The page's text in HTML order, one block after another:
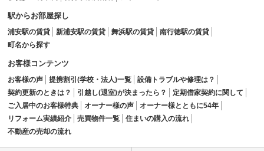
駅からお部屋探し
浦安駅の賃貸 新浦安駅の賃貸 舞浜駅の賃貸
南行徳駅の賃貸
町名から探す
お客様コンテンツ
お客様の声 提携割引(学校・法人)一覧
設備トラブルや修理は？
契約更新のときは？
引越し(退室)が決まったら？
定期借家契約に関して
ご入居中のお客様特典
オーナー様の声
オーナー様とともに54年
リフォーム実績紹介
売買物件一覧
住まいの購入の流れ
不動産の売却の流れ